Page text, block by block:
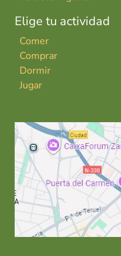
Elige tu actividad
Comer
Comprar
Dormir
Jugar